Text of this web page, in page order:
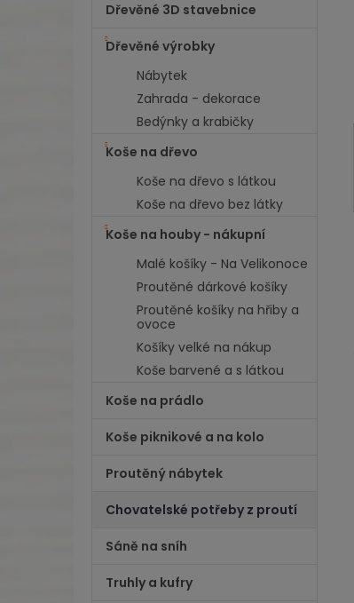
Dřevěné 3D stavebnice
Dřevěné výrobky
Nábytek
Zahrada - dekorace
Bedýnky a krabičky
Koše na dřevo
Koše na dřevo s látkou
Koše na dřevo bez látky
Koše na houby - nákupní
Malé košíky - Na Velikonoce
Proutěné dárkové košíky
Proutěné košíky na hřiby a
ovoce
Košíky velké na nákup
Koše barvené a s látkou
Koše na prádlo
Koše piknikové a na kolo
Proutěný nábytek
Chovatelské potřeby z proutí
Sáně na sníh
Truhly a kufry